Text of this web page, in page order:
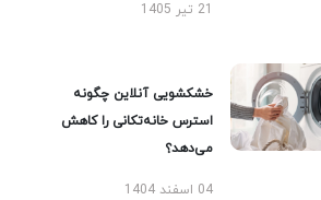
21 تیر 1405
خشکشویی آنلاین چگونه
استرس خانه‌تکانی را کاهش
می‌دهد؟
04 اسفند 1404